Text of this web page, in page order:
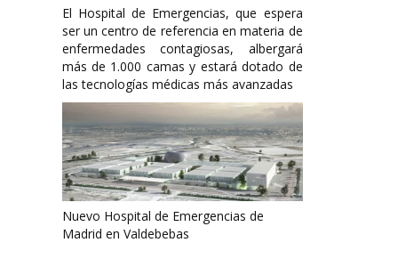
El Hospital de Emergencias, que espera
ser un centro de referencia en materia de
enfermedades contagiosas, albergará
más de 1.000 camas y estará dotado de
las tecnologías médicas más avanzadas
Nuevo Hospital de Emergencias de
Madrid en Valdebebas